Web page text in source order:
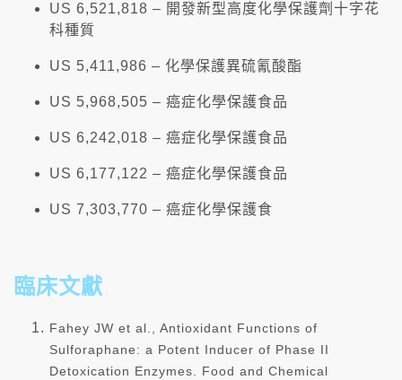
US 6,521,818 – 開發新型高度化學保護劑十字花
科種質
US 5,411,986 – 化學保護異硫氰酸酯
US 5,968,505 – 癌症化學保護食品
US 6,242,018 – 癌症化學保護食品
US 6,177,122 – 癌症化學保護食品
US 7,303,770 – 癌症化學保護食
臨床文獻
Fahey JW et al., Antioxidant Functions of
Sulforaphane: a Potent Inducer of Phase II
Detoxication Enzymes. Food and Chemical